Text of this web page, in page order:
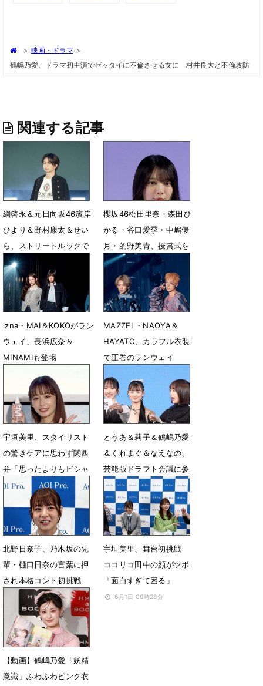
> 映画・ドラマ >
鶴嶋乃愛、ドラマ初主演でゼッタイに不倫させる女に 村井良大と不倫攻防
関連する記事
綱啓永＆元日向坂46濱岸
ひより＆野村康太＆せい
ら、ストリートルックで
華やかランウェイ
4月20日 07時32分
櫻坂46松田里奈・森田ひ
かる・谷口愛季・中嶋優
月・的野美青、授賞式を
見守る
3月31日 09時06分
izna・MAI＆KOKOがラン
ウェイ、長浜広奈＆
MINAMIも登場
2月16日 08時08分
MAZZEL・NAOYA＆
HAYATO、カラフル衣装
で圧巻のランウェイ
宇垣美里、スタイリスト
の驚きケアに思わず関西
弁「思ったよりもビシャ
ビシャにするんやな」
6月24日 14時59分
とうあ＆莉子＆鶴嶋乃愛
＆くれまぐ＆なえなの、
芸能版ドラフト会議に参
加
12月30日 17時49分
北野日奈子、乃木坂の先
輩・樋口日奈の言葉に押
され本格コント初挑戦
6月1日 09時48分
宇垣美里、舞台初挑戦
ココリコ田中の顔がツボ
「面白すぎて困る」
6月1日 09時28分
【動画】鶴嶋乃愛「妖精
意識」ふわふわピンク衣